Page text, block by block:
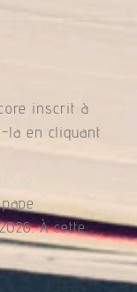
inscrit à
la en cliquant
À cette